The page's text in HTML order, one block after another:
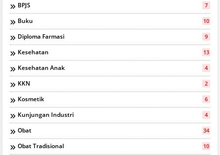
BPJS 7
Buku 10
Diploma Farmasi 9
Kesehatan 13
Kesehatan Anak 4
KKN 2
Kosmetik 6
Kunjungan Industri 4
Obat 34
Obat Tradisional 10